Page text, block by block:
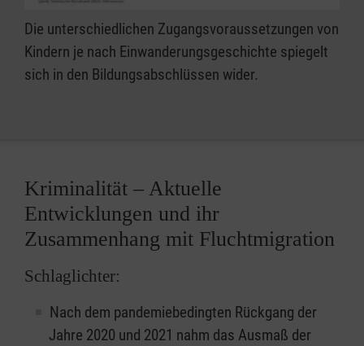
Die unterschiedlichen Zugangsvoraussetzungen von
Kindern je nach Einwanderungsgeschichte spiegelt
sich in den Bildungsabschlüssen wider.
Kriminalität – Aktuelle
Entwicklungen und ihr
Zusammenhang mit Fluchtmigration
Schlaglichter:
Nach dem pandemiebedingten Rückgang der
Jahre 2020 und 2021 nahm das Ausmaß der